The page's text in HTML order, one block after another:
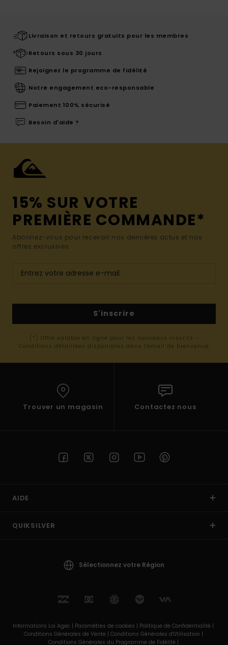
Livraison et retours gratuits pour les membres
Retours sous 30 jours
Rejoignez le programme de fidélité
Notre engagement eco-responsable
Paiement 100% sécurisé
Besoin d'aide ?
15% SUR VOTRE
PREMIÈRE COMMANDE*
Abonnez-vous pour recevoir nos dernières actus et nos
offres exclusives.
S'inscrire
(*) Offre valable en ligne pour les nouveaux inscrits -
Conditions détaillées disponibles dans l'email de bienvenue
Trouver un magasin Contactez nous
AIDE
QUIKSILVER
Sélectionnez votre Région
Informations Loi Agec | Paramètres de cookies | Politique de Confidentialité |
Conditions Générales de Vente | Conditions Générales d'Utilisation |
Conditions Générales du Programme de Fidélité |